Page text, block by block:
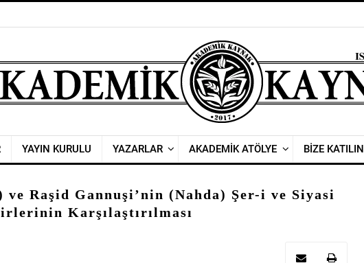
YAYIN KURULU YAZARLAR AKADEMİK ATÖLYE BİZE KATILIN
ve Raşid Gannuşi’nin (Nahda) Şer-i ve Siyasi
Karşılaştırılması